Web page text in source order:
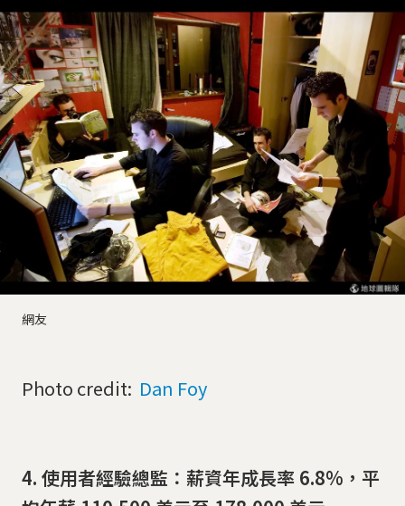
網友
Photo credit: Dan Foy
4. 使用者經驗總監：薪資年成長率 6.8%，平